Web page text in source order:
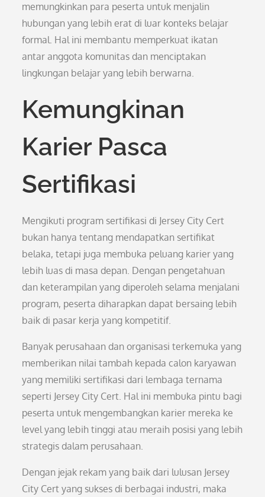
memungkinkan para peserta untuk menjalin
hubungan yang lebih erat di luar konteks belajar
formal. Hal ini membantu memperkuat ikatan
antar anggota komunitas dan menciptakan
lingkungan belajar yang lebih berwarna.
Kemungkinan
Karier Pasca
Sertifikasi
Mengikuti program sertifikasi di Jersey City Cert
bukan hanya tentang mendapatkan sertifikat
belaka, tetapi juga membuka peluang karier yang
lebih luas di masa depan. Dengan pengetahuan
dan keterampilan yang diperoleh selama menjalani
program, peserta diharapkan dapat bersaing lebih
baik di pasar kerja yang kompetitif.
Banyak perusahaan dan organisasi terkemuka yang
memberikan nilai tambah kepada calon karyawan
yang memiliki sertifikasi dari lembaga ternama
seperti Jersey City Cert. Hal ini membuka pintu bagi
peserta untuk mengembangkan karier mereka ke
level yang lebih tinggi atau meraih posisi yang lebih
strategis dalam perusahaan.
Dengan jejak rekam yang baik dari lulusan Jersey
City Cert yang sukses di berbagai industri, maka